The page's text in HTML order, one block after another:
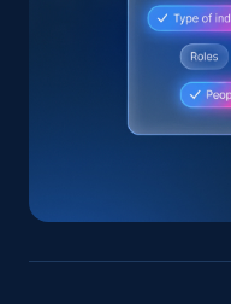
Home Depot US
URL, Domain,
Sku, Product id,
2.1K+